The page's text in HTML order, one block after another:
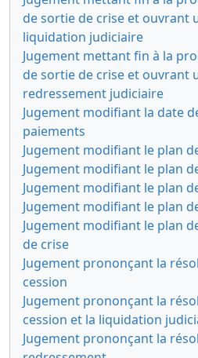
de sortie de crise et ouvrant
liquidation judiciaire
Jugement mettant fin à la
de sortie de crise et ouvrant
redressement judiciaire
Jugement modifiant la date
paiements
Jugement modifiant le plan
Jugement modifiant le plan
Jugement modifiant le plan
Jugement modifiant le plan
Jugement modifiant le plan
de crise
Jugement prononçant la
cession
Jugement prononçant la
cession et la liquidation
Jugement prononçant la